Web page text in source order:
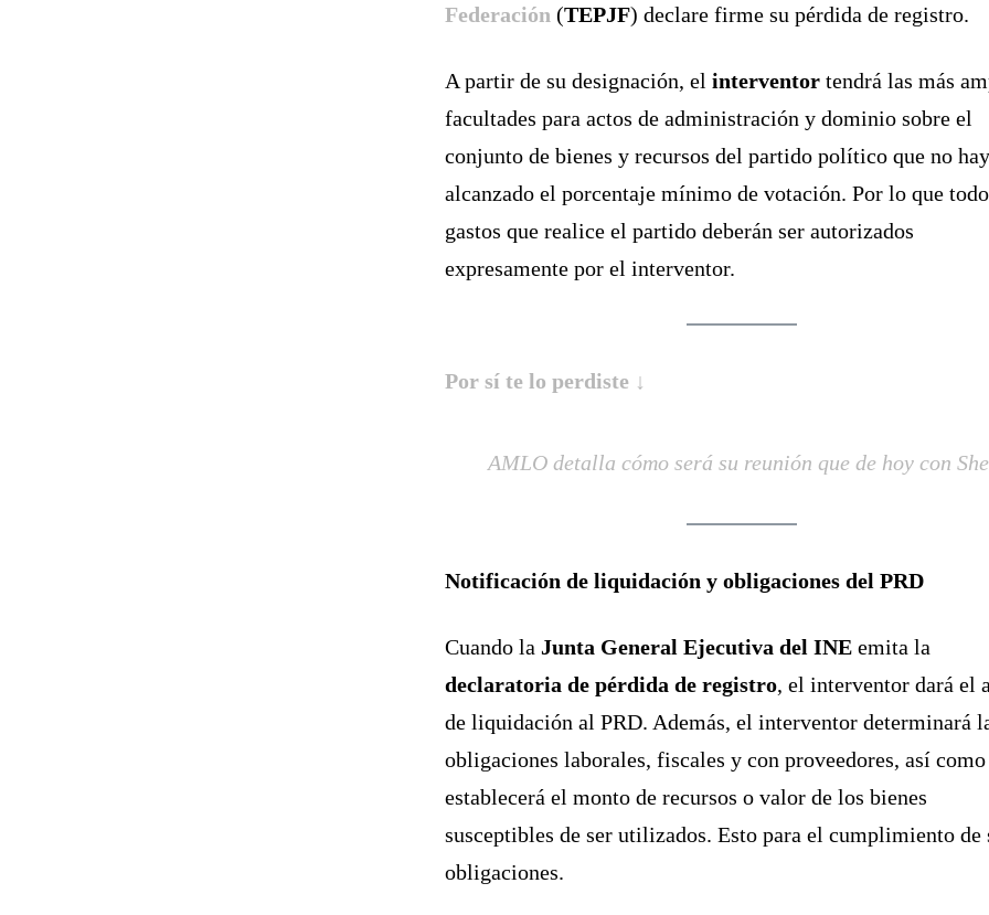
Federación (TEPJF) declare firme su pérdida de registro.
A partir de su designación, elinterventor tendrá las más
facultades para actos de administración y dominio sobre el
conjunto de bienes y recursos del partido político que no
alcanzado el porcentaje mínimo de votación. Por lo que
gastos que realice el partido deberán ser autorizados
expresamente por el interventor.
Por sí te lo perdiste ↓
AMLO detalla cómo será su reunión que de hoy con
Notificación de liquidación y obligaciones del PRD
Cuando la Junta General Ejecutiva del INEemita la
declaratoria de pérdida de registro, el interventor dará el
de liquidación al PRD. Además, el interventor determinará
obligaciones laborales, fiscales y con proveedores, así como
establecerá el monto de recursos o valor de los bienes
susceptibles de ser utilizados. Esto para el cumplimiento de
obligaciones.